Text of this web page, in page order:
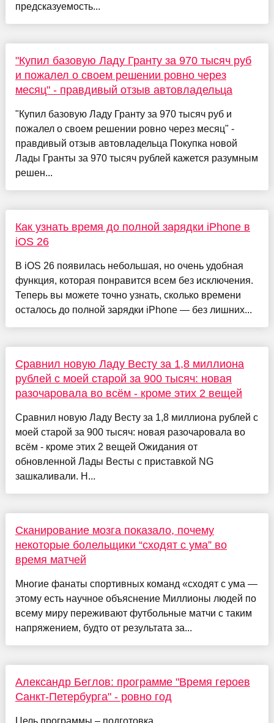
предсказуемость...
"Купил базовую Ладу Гранту за 970 тысяч руб
и пожалел о своем решении ровно через
месяц" - правдивый отзыв автовладельца
"Купил базовую Ладу Гранту за 970 тысяч руб и
пожалел о своем решении ровно через месяц" -
правдивый отзыв автовладельца Покупка новой
Лады Гранты за 970 тысяч рублей кажется разумным
решен...
Как узнать время до полной зарядки iPhone в
iOS 26
В iOS 26 появилась небольшая, но очень удобная
функция, которая понравится всем без исключения.
Теперь вы можете точно узнать, сколько времени
осталось до полной зарядки iPhone — без лишних...
Сравнил новую Ладу Весту за 1,8 миллиона
рублей с моей старой за 900 тысяч: новая
разочаровала во всём - кроме этих 2 вещей
Сравнил новую Ладу Весту за 1,8 миллиона рублей с
моей старой за 900 тысяч: новая разочаровала во
всём - кроме этих 2 вещей Ожидания от
обновленной Лады Весты с приставкой NG
зашкаливали. Н...
Сканирование мозга показало, почему
некоторые болельщики “сходят с ума” во
время матчей
Многие фанаты спортивных команд «сходят с ума —
этому есть научное объяснение Миллионы людей по
всему миру переживают футбольные матчи с таким
напряжением, будто от результата за...
Александр Беглов: программе "Время героев
Санкт-Петербурга" - ровно год
Цель программы – подготовка